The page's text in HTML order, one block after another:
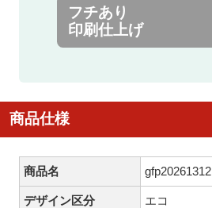
フチあり
印刷仕上げ
商品仕様
商品名 gfp20261312
デザイン区分 エコ